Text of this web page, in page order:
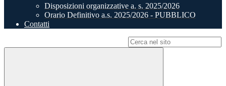
Disposizioni organizzative a. s. 2025/2026
Orario Definitivo a.s. 2025/2026 - PUBBLICO
Contatti